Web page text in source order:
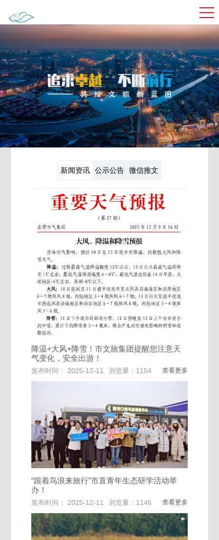
新闻资讯 公示公告 微信推文
降温+大风+降雪！市文旅集团提醒您注意天
气变化，安全出游！
发布时间： 2025-12-11 浏览量：1154 查看更多
“跟着鸟浪来旅行”市直青年生态研学活动举
办！
发布时间： 2025-12-11 浏览量：1146 查看更多